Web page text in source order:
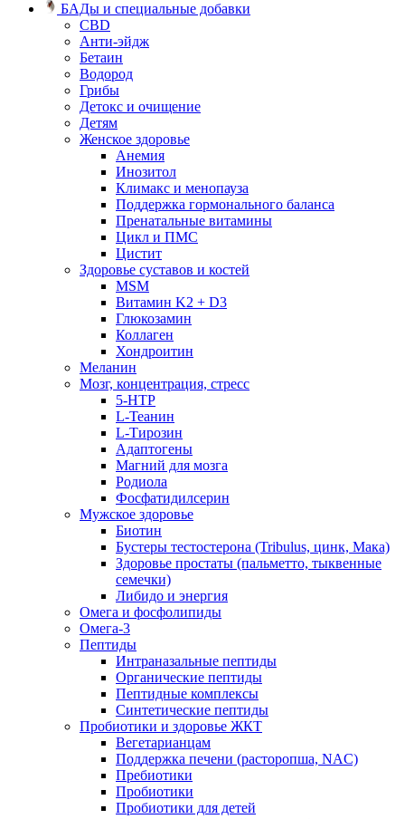
БАДы и специальные добавки
CBD
Анти-эйдж
Бетаин
Водород
Грибы
Детокс и очищение
Детям
Женское здоровье
Анемия
Инозитол
Климакс и менопауза
Поддержка гормонального баланса
Пренатальные витамины
Цикл и ПМС
Цистит
Здоровье суставов и костей
MSM
Витамин K2 + D3
Глюкозамин
Коллаген
Хондроитин
Меланин
Мозг, концентрация, стресс
5-HTP
L-Теанин
L-Тирозин
Адаптогены
Магний для мозга
Родиола
Фосфатидилсерин
Мужское здоровье
Биотин
Бустеры тестостерона (Tribulus, цинк, Мака)
Здоровье простаты (пальметто, тыквенные
семечки)
Либидо и энергия
Омега и фосфолипиды
Омега-3
Пептиды
Интраназальные пептиды
Органические пептиды
Пептидные комплексы
Синтетические пептиды
Пробиотики и здоровье ЖКТ
Вегетарианцам
Поддержка печени (расторопша, NAC)
Пребиотики
Пробиотики
Пробиотики для детей